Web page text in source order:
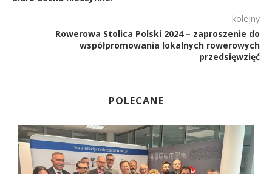
kolejny
Rowerowa Stolica Polski 2024 – zaproszenie do
współpromowania lokalnych rowerowych
przedsięwzięć
POLECANE